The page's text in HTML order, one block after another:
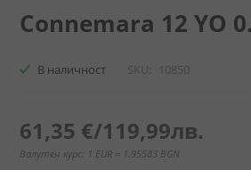
Connemara 12 YO
В наличност SKU 10850
61,35 €/119,99лв.
Валутен курс: 1 EUR = 1.95583 BGN